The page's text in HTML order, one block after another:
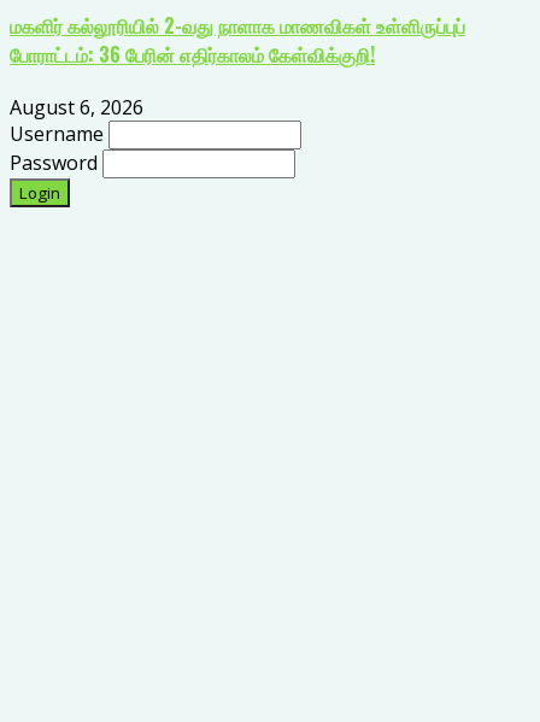
மகளிர் கல்லூரியில் 2-வது நாளாக மாணவிகள் உள்ளிருப்புப்
போராட்டம்: 36 பேரின் எதிர்காலம் கேள்விக்குறி!
August 6, 2026
Username
Password